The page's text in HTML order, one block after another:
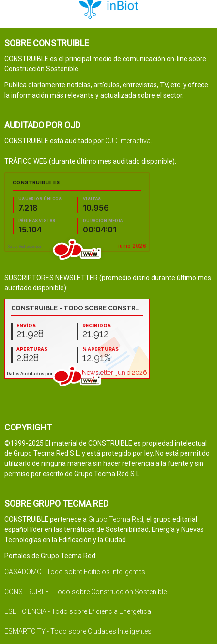
SOBRE CONSTRUIBLE
CONSTRUIBLE es el principal medio de comunicación on-line sobre
Construcción Sostenible.
Publica diariamente noticias, artículos, entrevistas, TV, etc. y ofrece
la información más relevante y actualizada sobre el sector.
AUDITADO POR OJD
CONSTRUIBLE está auditado por OJD Interactiva
TRÁFICO WEB (durante último mes auditado disponible):
SUSCRIPTORES NEWSLETTER (promedio diario durante último mes
auditado disponible):
COPYRIGHT
©1999-2025 El material de CONSTRUIBLE es propiedad intelectual
de Grupo Tecma Red S.L. y está protegido por ley. No está permitido
utilizarlo de ninguna manera sin hacer referencia a la fuente y sin
permiso por escrito de Grupo Tecma Red S.L.
SOBRE GRUPO TECMA RED
CONSTRUIBLE pertenece a Grupo Tecma Red, el grupo editorial
español líder en las temáticas de Sostenibilidad, Energía y Nuevas
Tecnologías en la Edificación y la Ciudad.
Portales de Grupo Tecma Red:
CASADOMO - Todo sobre Edificios Inteligentes
CONSTRUIBLE - Todo sobre Construcción Sostenible
ESEFICIENCIA - Todo sobre Eficiencia Energética
ESMARTCITY - Todo sobre Ciudades Inteligentes